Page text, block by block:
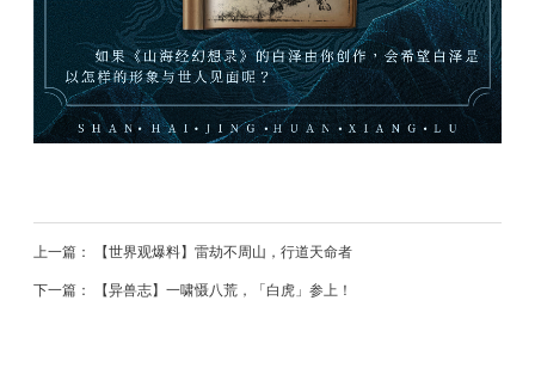
上一篇： 【世界观爆料】雷劫不周山，行道天命者
下一篇： 【异兽志】一啸慑八荒，「白虎」参上！